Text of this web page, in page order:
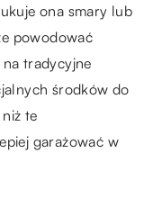
ona smary lub
powodować
na tradycyjne
środków do
te
garażować w